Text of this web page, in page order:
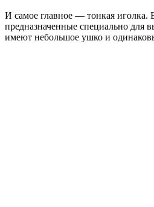
И самое главное — тонкая иголка.
предназначенные специально для
имеют небольшое ушко и